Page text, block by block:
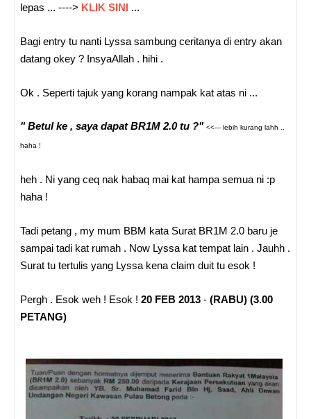
lepas ... ----> KLIK SINI ...
Bagi entry tu nanti Lyssa sambung ceritanya di entry akan
datang okey ? InsyaAllah . hihi .
Ok . Seperti tajuk yang korang nampak kat atas ni ...
" Betul ke , saya dapat BR1M 2.0 tu ?" <<--- lebih kurang lahh ..
haha !
heh . Ni yang ceq nak habaq mai kat hampa semua ni :p
haha !
Tadi petang , my mum BBM kata Surat BR1M 2.0 baru je
sampai tadi kat rumah . Now Lyssa kat tempat lain . Jauhh .
Surat tu tertulis yang Lyssa kena claim duit tu esok !
Pergh . Esok weh ! Esok ! 20 FEB 2013 - (RABU) (3.00
PETANG)